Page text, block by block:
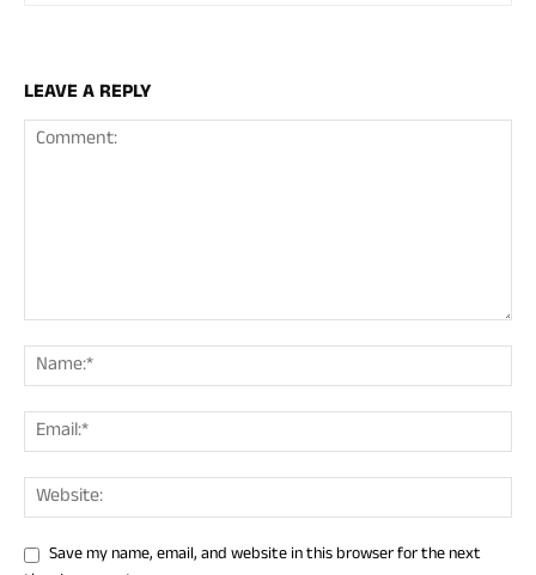
LEAVE A REPLY
Save my name, email, and website in this browser for the next